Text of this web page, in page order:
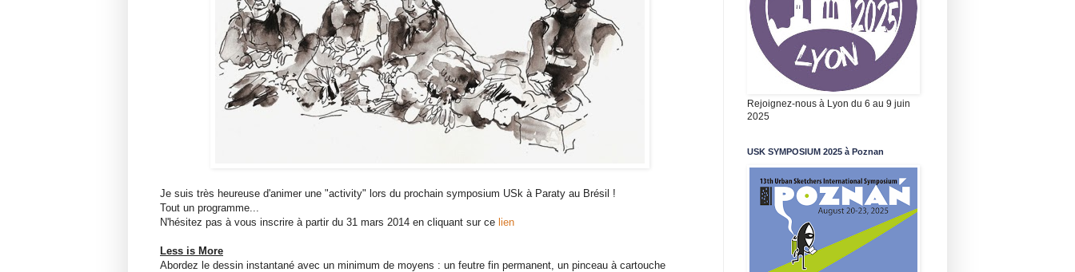
Je suis très heureuse d'animer une "activity" lors du prochain symposium USk à Paraty au Brésil !
Tout un programme...
N'hésitez pas à vous inscrire à partir du 31 mars 2014 en cliquant sur ce lien
Less is More
Abordez le dessin instantané avec un minimum de moyens : un feutre fin permanent, un pinceau à cartouche
Rejoignez-nous à Lyon du 6 au 9 juin
2025
USK SYMPOSIUM 2025 à Poznan